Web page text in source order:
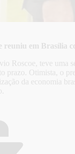
reuniu em Brasília
Roscoe, teve uma
prazo. Otimista, o
da economia